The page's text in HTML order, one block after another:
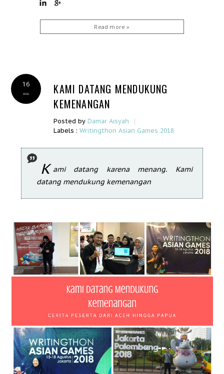
Read more »
AUG
16
KAMI DATANG MENDUKUNG
KEMENANGAN
Posted byDamar Aisyah |
Labels :Writingthon Asian Games 2018
K ami datang karena menang. Kami
datang mendukung kemenangan